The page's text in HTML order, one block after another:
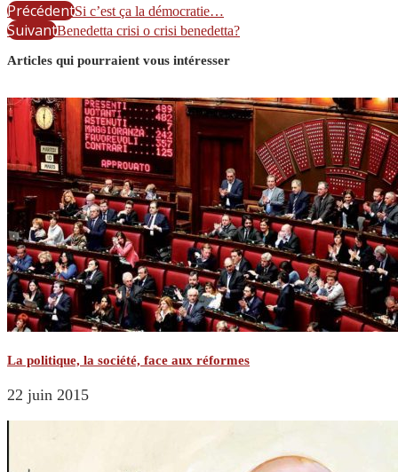
PrécédentSi c’est ça la démocratie…
SuivantBenedetta crisi o crisi benedetta?
Articles qui pourraient vous intéresser
La politique, la société, face aux réformes
22 juin 2015